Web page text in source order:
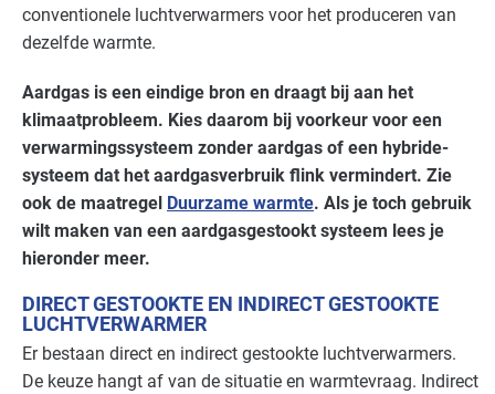
Detailhandel - supermarkten
Grafische industrie Basis
Handel en distributie Basis
Industrie - hout en meubel Gevorderd
Industrie - metalektro
Industrie - papier en karton(waren) Basis
Industrie - rubber en kunststof Basis
conventionele luchtverwarmers voor het produceren van
dezelfde warmte.
Aardgas is een eindige bron en draagt bij aan het
klimaatprobleem. Kies daarom bij voorkeur voor een
verwarmingssysteem zonder aardgas of een hybride-
systeem dat het aardgasverbruik flink vermindert. Zie
ook de maatregel Duurzame warmte. Als je toch gebruik
wilt maken van een aardgasgestookt systeem lees je
hieronder meer.
DIRECT GESTOOKTE EN INDIRECT GESTOOKTE
LUCHTVERWARMER
Er bestaan direct en indirect gestookte luchtverwarmers.
De keuze hangt af van de situatie en warmtevraag. Indirect